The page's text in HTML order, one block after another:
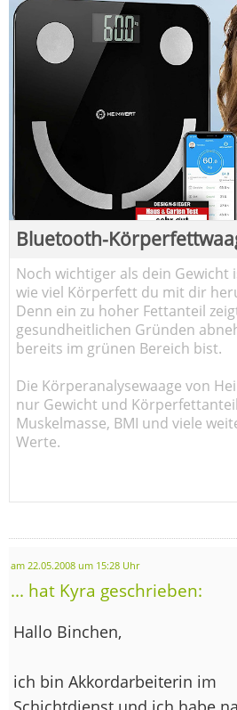
Bluetooth-
Noch wichtiger als dein Gewicht
wie viel Körperfett du mit dir
Denn ein zu hoher Fettanteil
gesundheitlichen Gründen
bereits im grünen Bereich bist.
Die Körperanalysewaage von
nur Gewicht und
Muskelmasse, BMI und viele
Werte.
am 22.05.2008 um 15:28 Uhr
... hat Kyra geschrieben:
Hallo Binchen,
ich bin Akkordarbeiterin im